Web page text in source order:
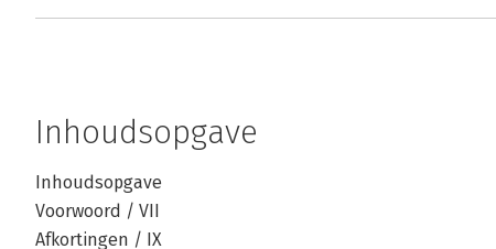
Inhoudsopgave
Inhoudsopgave
Voorwoord / VII
Afkortingen / IX